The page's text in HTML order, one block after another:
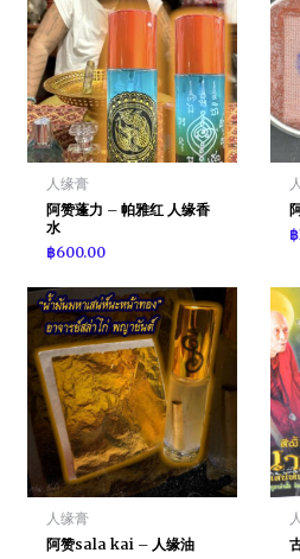
人缘膏
阿赞蓬力 – 帕雅红 人缘香
水
฿600.00
฿
人缘膏
阿赞sala kai – 人缘油